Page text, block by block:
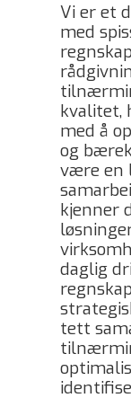
Vi er et
med
kvalitet,
med å
og
være en
kjenner
daglig
tett